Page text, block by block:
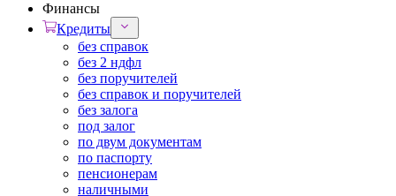
Финансы
Кредиты
без справок
без 2 ндфл
без поручителей
без справок и поручителей
без залога
под залог
по двум документам
по паспорту
пенсионерам
наличными